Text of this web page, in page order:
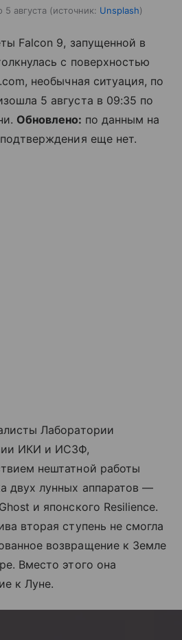
августа источник: Unsplash
Falcon 9, запущенной в
с поверхностью
необычная ситуация, по
5 августа в 09:35 по
Обновлено: по данным на
еще нет.
Лаборатории
ИКИ и ИСЗФ,
нештатной работы
двух лунных аппаратов —
и японского Resilience.
вторая ступень не смогла
возвращение к Земле
Вместо этого она
к Луне.